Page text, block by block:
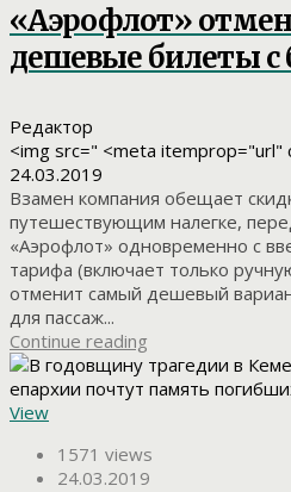
«Аэрофлот»
дешевые билеты с
Редактор
<img src=" <meta itemprop="url"
24.03.2019
Взамен компания обещает
путешествующим налегке,
«Аэрофлот» одновременно с
тарифа (включает только
отменит самый дешевый
для пассаж...
Continue reading
View
1571 views
24.03.2019